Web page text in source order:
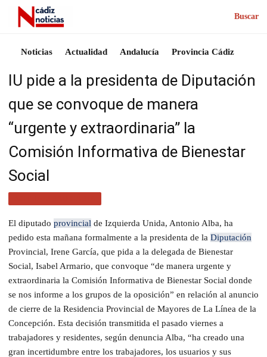
Buscar
Noticias Actualidad Andalucía Provincia Cádiz
IU pide a la presidenta de Diputación
que se convoque de manera
“urgente y extraordinaria” la
Comisión Informativa de Bienestar
Social
El diputado provincial de Izquierda Unida, Antonio Alba, ha
pedido esta mañana formalmente a la presidenta de la Diputación
Provincial, Irene García, que pida a la delegada de Bienestar
Social, Isabel Armario, que convoque “de manera urgente y
extraordinaria la Comisión Informativa de Bienestar Social donde
se nos informe a los grupos de la oposición” en relación al anuncio
de cierre de la Residencia Provincial de Mayores de La Línea de la
Concepción. Esta decisión transmitida el pasado viernes a
trabajadores y residentes, según denuncia Alba, “ha creado una
gran incertidumbre entre los trabajadores, los usuarios y sus